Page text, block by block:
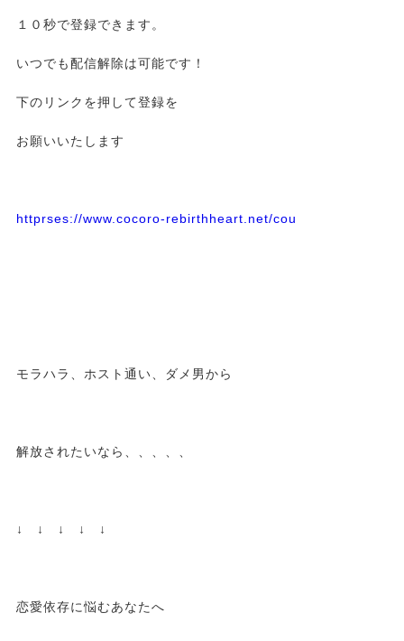
１０秒で登録できます。
いつでも配信解除は可能です！
下のリンクを押して登録を
お願いいたします
httprses://www.cocoro-rebirthheart.net/cou
モラハラ、ホスト通い、ダメ男から
解放されたいなら、、、、、
↓ ↓ ↓ ↓ ↓
恋愛依存に悩むあなたへ